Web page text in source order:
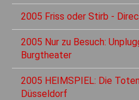
2005 Friss oder Stirb -
2005 Nur zu Besuch:
Burgtheater
2005 HEIMSPIEL: Die
Düsseldorf